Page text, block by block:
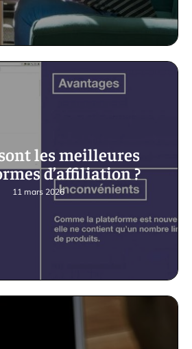
les meilleures
d’affiliation ?
11 mars 2026